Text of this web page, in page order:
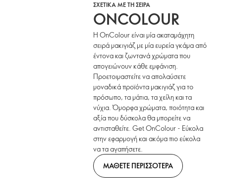
ΣΧΕΤΙΚΑ ΜΕ ΤΗ ΣΕΙΡΑ
ONCOLOUR
Η OnColour είναι μία ακαταμάχητη
σειρά μακιγιάζ με μία ευρεία γκάμα από
έντονα και ζωντανά χρώματα που
απογειώνουν κάθε εμφάνιση.
Προετοιμαστείτε να απολαύσετε
μοναδικά προϊόντα μακιγιάζ για το
πρόσωπο, τα μάτια, τα χείλη και τα
νύχια. Όμορφα χρώματα, ποιότητα και
αξία που δύσκολα θα μπορείτε να
αντισταθείτε. Get OnColour - Εύκολα
στην εφαρμογή και ακόμα πιο εύκολα
να τα αγαπήσετε.
ΜΑΘΕΤΕ ΠΕΡΙΣΣΟΤΕΡΑ